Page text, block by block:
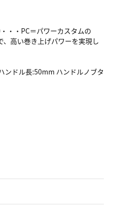
・・PC＝パワーカスタムの
、高い巻き上げパワーを実現し
ンドル長:50mm ハンドルノブタ